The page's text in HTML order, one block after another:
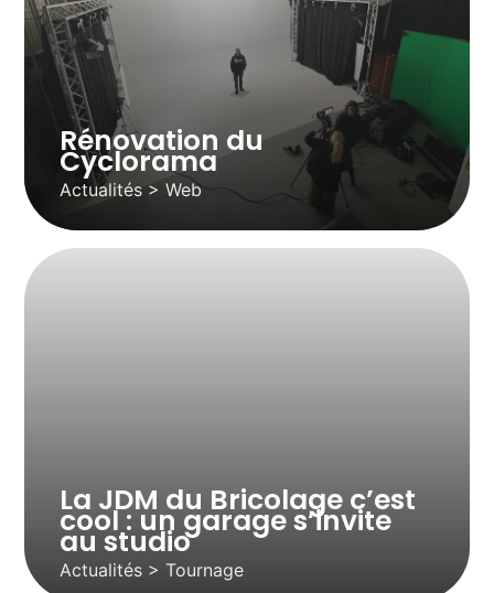
Rénovation du
Cyclorama
Actualités > Web
La JDM du Bricolage c’est
cool : un garage s’invite
au studio
Actualités > Tournage